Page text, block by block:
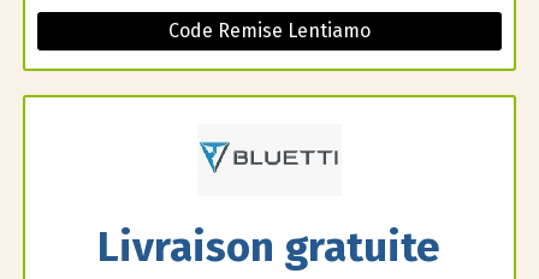
Code Remise Lentiamo
Livraison gratuite